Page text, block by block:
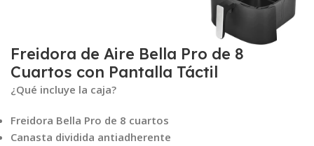
Freidora de Aire Bella Pro de 8
Cuartos con Pantalla Táctil
¿Qué incluye la caja?
Freidora Bella Pro de 8 cuartos
Canasta dividida antiadherente